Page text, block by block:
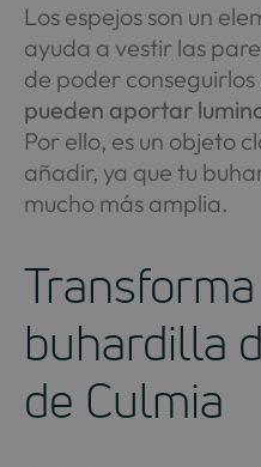
Los espejos son un
ayuda a vestir las
de poder
pueden aportar
Por ello, es un objeto
añadir, ya que tu
mucho más amplia.
buhardilla
de Culmia